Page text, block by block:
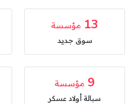
13 مؤسسة
سوق جديد
9 مؤسسة
سبالة أولاد عسكر